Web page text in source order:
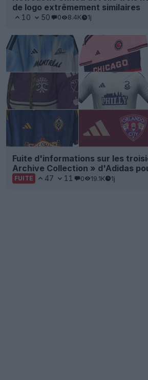
de logo extrêmement similaires
10 50 0 8.4K 1j
Fuite d'informations sur les
Archive Collection » d'Adidas
FUITE 47 11 0 19.1K 1j